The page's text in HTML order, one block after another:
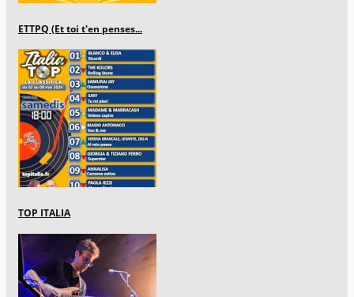
ETTPQ (Et toi t'en penses...
TOP ITALIA